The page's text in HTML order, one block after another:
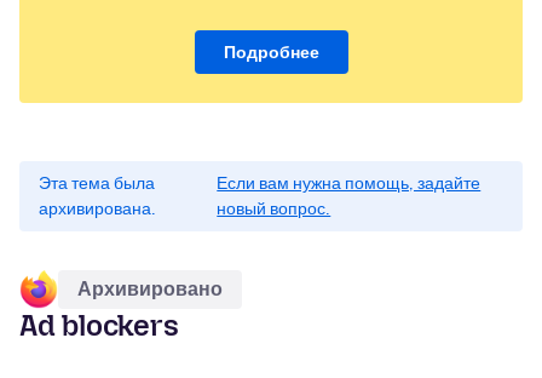
Подробнее
Эта тема была
архивирована.
Если вам нужна помощь, задайте
новый вопрос.
Архивировано
Ad blockers